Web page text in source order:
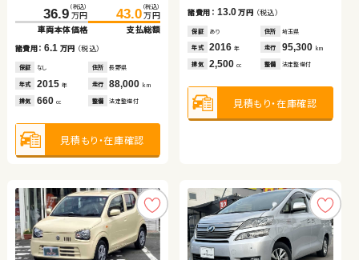
36.9 （税込）
万円
車両本体価格
43.0 （税込）
万円
支払総額
諸費用：6.1 万円 （税込）
保証 なし 住所 長野県
年式 2015 年 走行 88,000 km
排気 660 cc 整備 法定整備付
見積もり・在庫確認
諸費用： 13.0万円 （税込）
保証 あり 住所 埼玉県
年式 2016年 走行 95,300 km
排気 2,500cc 整備 法定整備付
見積もり・在庫確認
諸費用：6.8 万円（税込）
あり 山口県
年式 2023年 走行
排気 1,500 整備 法定整備付
見積もり・在庫確認
諸費用： 6.1万円（税込）
保証 なし 住所 岡山県
年式 2010年 走行 105,100km
排気 660cc 整備 法定整備付
見積もり・在庫確認
諸費用：4.5 万円（税込）
あり 北海道
年式 2021年 走行
排気 2,000 整備 法定整備付
見積もり・在庫確認
諸費用： 13.5万円 （税込）
保証 あり 住所 北海道
年式 2025年 走行 11,900 km
排気 2,500cc 整備 法定整備付
見積もり・在庫確認
諸費用：6.9 万円（税込）
なし 岡山県
年式 2018年 走行
排気 2,500 整備 法定整備付
見積もり・在庫確認
103.0万円
車両本体価格
諸費用：7.0 万円 （税込）
保証 なし 住所 長野県
排気 1,000cc 整備 法定整備付